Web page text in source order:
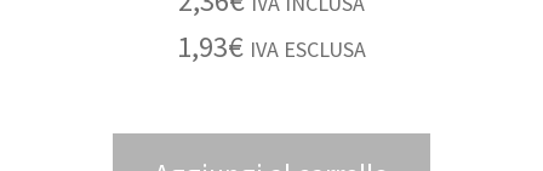
1,93€ IVA ESCLUSA